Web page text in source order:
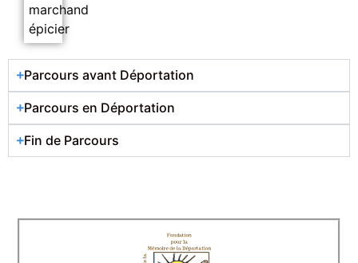
marchand
épicier
Parcours avant Déportation
Parcours en Déportation
Fin de Parcours